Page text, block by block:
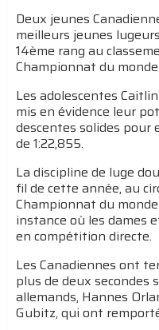
Deux jeunes
meilleurs jeunes
14ème rang au
Championnat du
Les adolescentes
mis en évidence leur
descentes solides pour
de 1:22,855.
La discipline de luge
fil de cette année, au
Championnat du
instance où les dames
en compétition directe.
Les Canadiennes ont
plus de deux secondes
allemands, Hannes
Gubitz, qui ont